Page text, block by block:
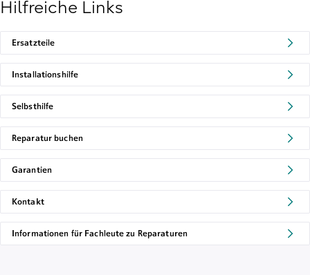
Hilfreiche Links
Ersatzteile
Installationshilfe
Selbsthilfe
Reparatur buchen
Garantien
Kontakt
Informationen für Fachleute zu Reparaturen